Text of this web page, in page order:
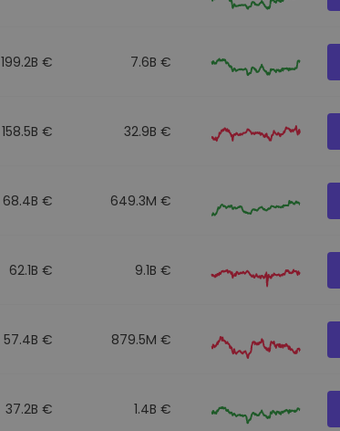
199.2B € 7.6B €
158.5B € 32.9B €
68.4B € 649.3M €
62.1B € 9.1B €
57.4B € 879.5M €
37.2B € 1.4B €